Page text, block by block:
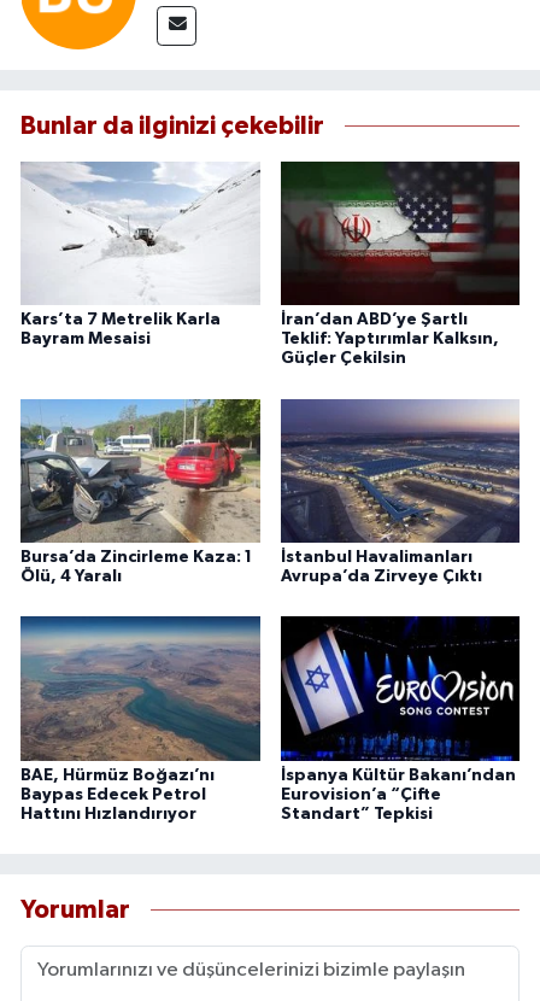
Bunlar da ilginizi çekebilir
Kars’ta 7 Metrelik Karla
Bayram Mesaisi
İran’dan ABD’ye Şartlı
Teklif: Yaptırımlar Kalksın,
Güçler Çekilsin
Bursa’da Zincirleme Kaza: 1
Ölü, 4 Yaralı
İstanbul Havalimanları
Avrupa’da Zirveye Çıktı
BAE, Hürmüz Boğazı’nı
Baypas Edecek Petrol
Hattını Hızlandırıyor
İspanya Kültür Bakanı’ndan
Eurovision’a “Çifte
Standart” Tepkisi
Yorumlar